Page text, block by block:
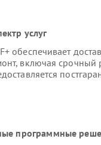
услуг
обеспечивает
включая срочный
программные